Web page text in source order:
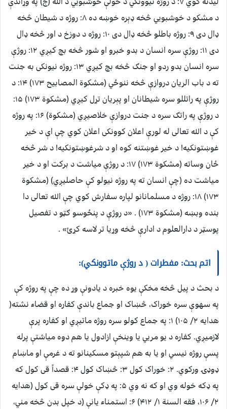
د مشکو د خوشبويي څخه ډېره خوښه ده ۸: روژه د شیطان څخه
ډال دی ۹: روژه باطلو څخه ډال دی ۱۰: روژه د دوزخ د اور څخه ډال
دی ۱۱: روژې سره انسان د بدو خبرو او شور څخه بچ کیږي ۱۲: روژې
سره انسان بدو ردو او جنګ څخه بچ کیږي ۱۳: روژه نیونکی به جنت
ته د باب الریان دروازې څخه ننوځي (مشکوة المصابیح ۱۷۳) ۱۴: د
روژې په راتللو سره شیطانان او پېریان تړل کیږي (مشکوة ۱۷۳) ۱۵:
د روژې په راتګ سره د جنت دروازې خلاصیږي (مشکوة) ۱۶: په روژه
کې د الله تعالی له لورې اعلان کوونکی اعلان کوي چې اې د خیر
غوښتونکیه! د خیر غوښتنه کوه او د شرغوښتونکیه! د شر څخه
ځان وساته (مشکوة ۱۷۳) ۱۷: د روژې میاشت د برکت او د خیر
میاشت ده (چې انسان ته په روژه نیولو کې حاصلیږي) (مشکوة
۱۷۳) ۱۸: روژه د مسلمانانو لپاره سفارش کوي چې الله تعالی دا
بنده وبښه (مشکوة ۱۷۳) . «د روژې د پنځوسو ګټو د تفصیل
پوسټر د دارالعلوم د ادارې څخه وړیا تر لاسه کړئ» .
اتم بحث: مفطرات ( د روژې ماتوونکي):
د بحث د پيل څخه مخکې یوه خبره د یادونې وړ ده چې په روژه کې
په سهوې سره خوراک، څښاک او جماع باندې کفاره او قضاء نشته(
هدایه ۲/ ۱۰۵) ۱: په جماع کولو سره روژه ماتیږي او کفاره پرې
لازمیږي. کفاره د یو مريي یا وینخې ازادول یا هم دوه میاشتې پرله
پسې روژه نیسي او یا به هم شپېتو مسکینانو ته د غرمې او ماښام
ډوډۍ ورکوي. ۲: خوراک کول ۳: څښاک کول ۴: قصداً قی کول که
په ډکه خوله وي او که نه وي ۵: په ډکې خولې سره قی کول (هدایه
۲/ ۱۰۶، فقه السنة ۱/ ۴۱۲) ۶: استمناء یانې (د خپل بدن څخه مني،